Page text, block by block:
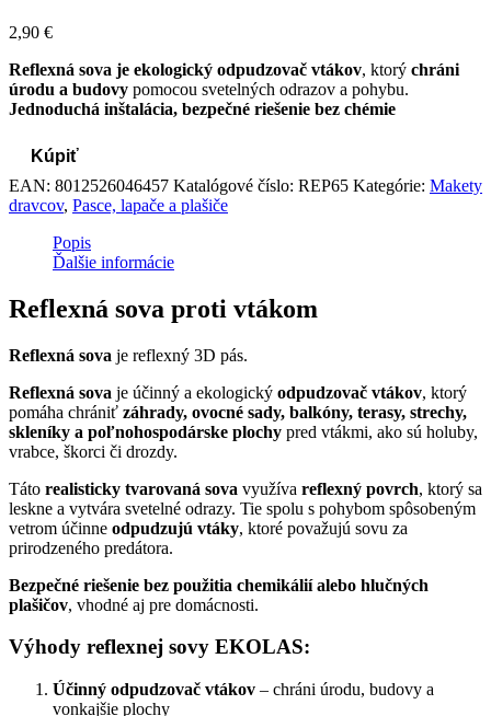
2,90 €
Reflexná sova je ekologický odpudzovač vtákov, ktorý chráni
úrodu a budovy pomocou svetelných odrazov a pohybu.
Jednoduchá inštalácia, bezpečné riešenie bez chémie
Kúpiť
EAN: 8012526046457 Katalógové číslo: REP65 Kategórie: Makety
dravcov, Pasce, lapače a plašiče
Popis
Ďalšie informácie
Reflexná sova proti vtákom
Reflexná sova je reflexný 3D pás.
Reflexná sova je účinný a ekologický odpudzovač vtákov, ktorý
pomáha chrániť záhrady, ovocné sady, balkóny, terasy, strechy,
skleníky a poľnohospodárske plochy pred vtákmi, ako sú holuby,
vrabce, škorci či drozdy.
Táto realisticky tvarovaná sova využíva reflexný povrch, ktorý sa
leskne a vytvára svetelné odrazy. Tie spolu s pohybom spôsobeným
vetrom účinne odpudzujú vtáky, ktoré považujú sovu za
prirodzeného predátora.
Bezpečné riešenie bez použitia chemikálií alebo hlučných
plašičov, vhodné aj pre domácnosti.
Výhody reflexnej sovy EKOLAS:
Účinný odpudzovač vtákov – chráni úrodu, budovy a
vonkajšie plochy